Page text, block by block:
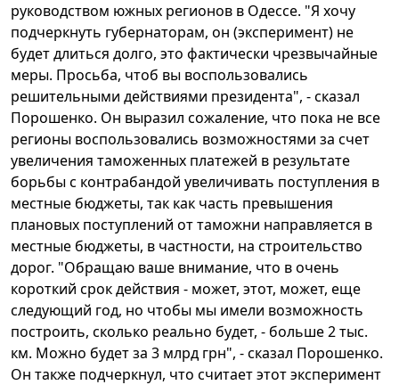
руководством южных регионов в Одессе. "Я хочу
подчеркнуть губернаторам, он (эксперимент) не
будет длиться долго, это фактически чрезвычайные
меры. Просьба, чтоб вы воспользовались
решительными действиями президента", - сказал
Порошенко. Он выразил сожаление, что пока не все
регионы воспользовались возможностями за счет
увеличения таможенных платежей в результате
борьбы с контрабандой увеличивать поступления в
местные бюджеты, так как часть превышения
плановых поступлений от таможни направляется в
местные бюджеты, в частности, на строительство
дорог. "Обращаю ваше внимание, что в очень
короткий срок действия - может, этот, может, еще
следующий год, но чтобы мы имели возможность
построить, сколько реально будет, - больше 2 тыс.
км. Можно будет за 3 млрд грн", - сказал Порошенко.
Он также подчеркнул, что считает этот эксперимент